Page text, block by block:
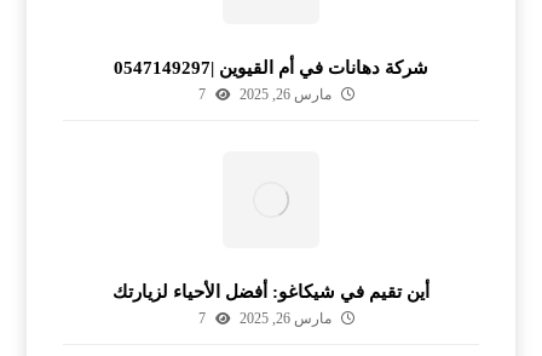
شركة دهانات في أم القيوين |0547149297
مارس 26, 2025 7
أين تقيم في شيكاغو: أفضل الأحياء لزيارتك
مارس 26, 2025 7